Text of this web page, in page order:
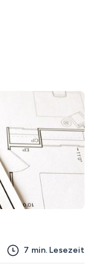
7 min. Lesezeit